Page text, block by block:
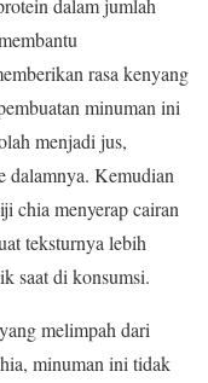
dalam jumlah
rasa kenyang
minuman ini
menjadi jus,
dalamnya. Kemudian
chia menyerap cairan
teksturnya lebih
saat di konsumsi.
melimpah dari
minuman ini tidak